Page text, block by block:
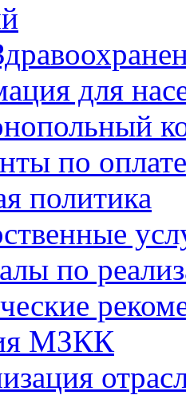
для
по
политика
по
МЗКК